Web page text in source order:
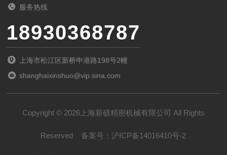
服务热线
18930368787
上海市松江区新桥申港路198号2幢
shanghaixinshuo@vip.sina.com
Copyright © 2026上海新硕精密机械有限公司 All Rights
Reserved 备案号： 沪ICP备14016410号-2